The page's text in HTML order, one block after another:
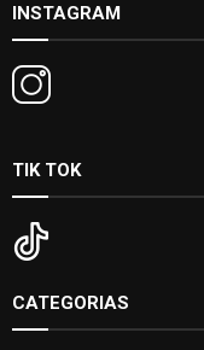
INSTAGRAM
TIK TOK
CATEGORIAS